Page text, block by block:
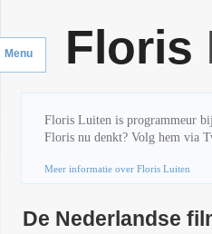
Floris
Menu
Floris Luiten is programmeur bij
Floris nu denkt? Volg hem via
Meer informatie over Floris Luiten
De Nederlandse